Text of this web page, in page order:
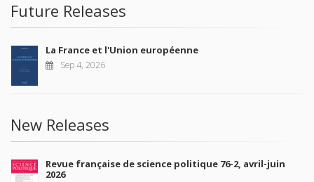
Future Releases
La France et l'Union européenne
Sep 4, 2026
New Releases
Revue française de science politique 76-2, avril-juin
2026